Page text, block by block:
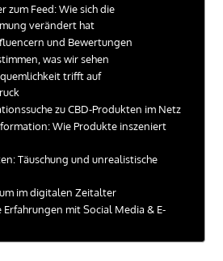
zum Feed: Wie sich die
verändert hat
und Bewertungen
was wir sehen
trifft auf
zu CBD-Produkten im Netz
Wie Produkte inszeniert
Täuschung und unrealistische
im digitalen Zeitalter
Erfahrungen mit Social Media & E-